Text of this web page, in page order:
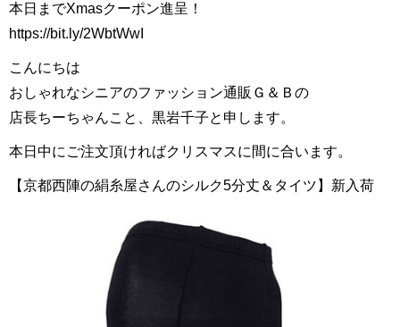
本日までXmasクーポン進呈！
https://bit.ly/2WbtWwI
こんにちは
おしゃれなシニアのファッション通販Ｇ＆Ｂの
店長ちーちゃんこと、黒岩千子と申します。
本日中にご注文頂ければクリスマスに間に合います。
【京都西陣の絹糸屋さんのシルク5分丈＆タイツ】新入荷